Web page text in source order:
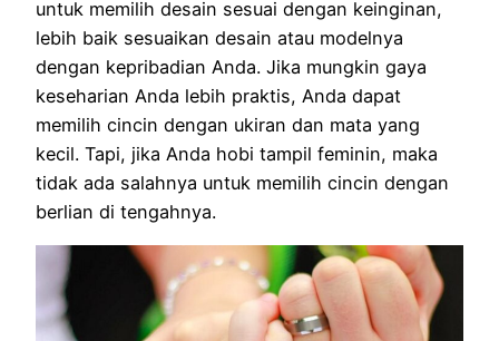
untuk memilih desain sesuai dengan keinginan,
lebih baik sesuaikan desain atau modelnya
dengan kepribadian Anda. Jika mungkin gaya
keseharian Anda lebih praktis, Anda dapat
memilih cincin dengan ukiran dan mata yang
kecil. Tapi, jika Anda hobi tampil feminin, maka
tidak ada salahnya untuk memilih cincin dengan
berlian di tengahnya.